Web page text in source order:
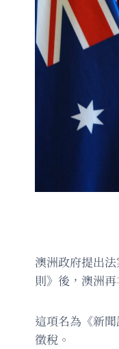
澳洲政府提出
則》後，澳洲
這項名為《新
徵稅。